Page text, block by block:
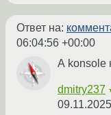
Ответ на:
06:04:56 +00:00
А konsole
dmitry237